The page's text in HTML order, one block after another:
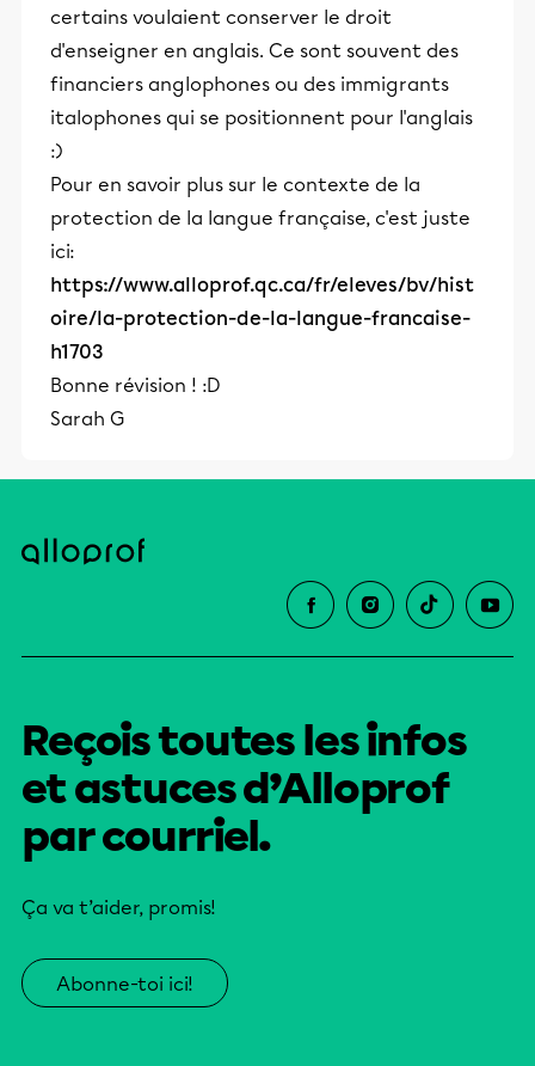
certains voulaient conserver le droit
d'enseigner en anglais. Ce sont souvent des
financiers anglophones ou des immigrants
italophones qui se positionnent pour l'anglais
:)
Pour en savoir plus sur le contexte de la
protection de la langue française, c'est juste
ici:
https://www.alloprof.qc.ca/fr/eleves/bv/hist
oire/la-protection-de-la-langue-francaise-
h1703
Bonne révision ! :D
Sarah G
Reçois toutes les infos
et astuces d’Alloprof
par courriel.
Ça va t’aider, promis!
Abonne-toi ici!